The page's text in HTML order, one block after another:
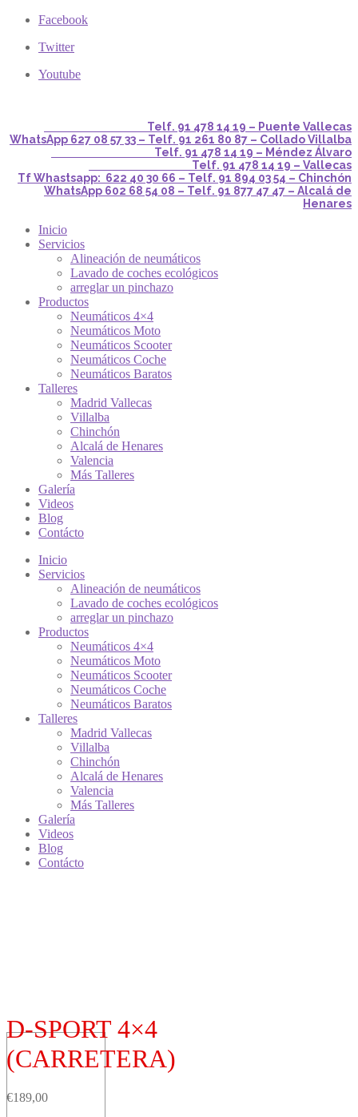
Facebook
Twitter
Youtube
Telf. 91 478 14 19 – Puente Vallecas
WhatsApp 627 08 57 33 – Telf. 91 261 80 87 – Collado Villalba
Telf. 91 478 14 19 – Méndez Álvaro
Telf. 91 478 14 19 – Vallecas
Tf Whastsapp: 622 40 30 66 – Telf. 91 894 03 54 – Chinchón
WhatsApp 602 68 54 08 – Telf. 91 877 47 47 – Alcalá de
Henares
Inicio
Servicios
Alineación de neumáticos
Lavado de coches ecológicos
arreglar un pinchazo
Productos
Neumáticos 4×4
Neumáticos Moto
Neumáticos Scooter
Neumáticos Coche
Neumáticos Baratos
Talleres
Madrid Vallecas
Villalba
Chinchón
Alcalá de Henares
Valencia
Más Talleres
Galería
Videos
Blog
Contácto
Inicio
Servicios
Alineación de neumáticos
Lavado de coches ecológicos
arreglar un pinchazo
Productos
Neumáticos 4×4
Neumáticos Moto
Neumáticos Scooter
Neumáticos Coche
Neumáticos Baratos
Talleres
Madrid Vallecas
Villalba
Chinchón
Alcalá de Henares
Valencia
Más Talleres
Galería
Videos
Blog
Contácto
D-SPORT 4×4
(CARRETERA)
€189,00